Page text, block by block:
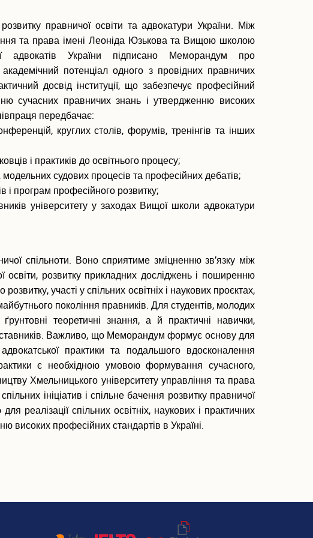
правничої освіти та адвокатури України. Між
та права імені Леоніда Юзькова та Вищою школою
адвокатів України підписано Меморандум про
потенціал одного з провідних правничих
досвід інституції, що забезпечує професійний
сучасних правничих знань і утвердженню високих
передбачає:
круглих столів, форумів, тренінгів та інших
і практиків до освітнього процесу;
судових процесів та професійних дебатів;
і програм професійного розвитку;
університету у заходах Вищої школи адвокатури
спільноти. Воно сприятиме зміцненню зв’язку між
розвитку прикладних досліджень і поширенню
участі у спільних освітніх і наукових проєктах,
покоління правників. Для студентів, молодих
теоретичні знання, а й практичні навички,
Важливо, що Меморандум формує основу для
практики та подальшого вдосконалення
є необхідною умовою формування сучасного,
Хмельницького університету управління та права
ініціатив і спільне бачення розвитку правничої
спільних освітніх, наукових і практичних
високих професійних стандартів в Україні.